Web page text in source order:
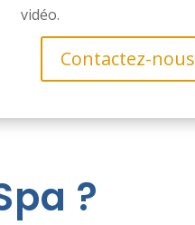
vidéo.
Contactez-nous
?